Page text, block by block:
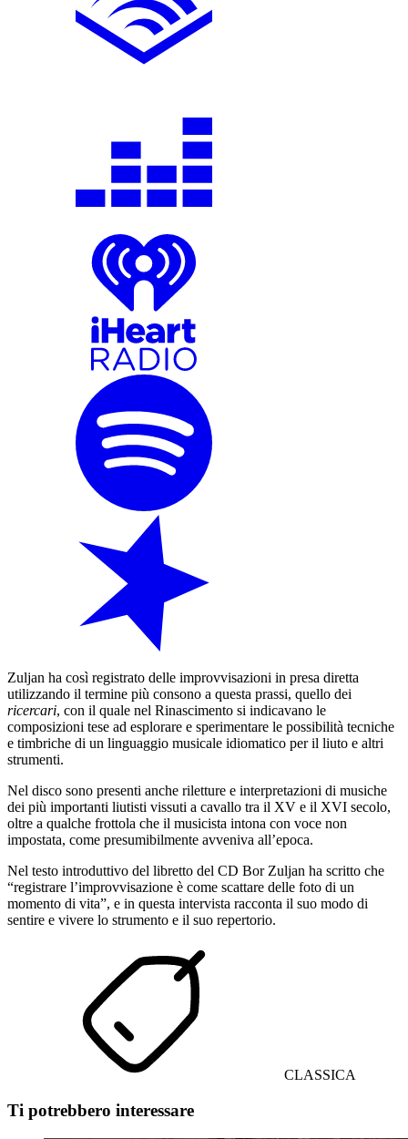
Zuljan ha così registrato delle improvvisazioni in presa diretta
utilizzando il termine più consono a questa prassi, quello dei
ricercari, con il quale nel Rinascimento si indicavano le
composizioni tese ad esplorare e sperimentare le possibilità tecniche
e timbriche di un linguaggio musicale idiomatico per il liuto e altri
strumenti.
Nel disco sono presenti anche riletture e interpretazioni di musiche
dei più importanti liutisti vissuti a cavallo tra il XV e il XVI secolo,
oltre a qualche frottola che il musicista intona con voce non
impostata, come presumibilmente avveniva all’epoca.
Nel testo introduttivo del libretto del CD Bor Zuljan ha scritto che
“registrare l’improvvisazione è come scattare delle foto di un
momento di vita”, e in questa intervista racconta il suo modo di
sentire e vivere lo strumento e il suo repertorio.
CLASSICA
Ti potrebbero interessare